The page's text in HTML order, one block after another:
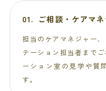
ご相談・ケアマ
担当のケアマネジャー
テーション担当者まで
ーション室の見学や質
す。